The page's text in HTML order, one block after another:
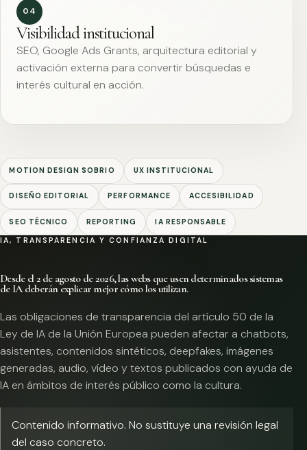
04
Visibilidad institucional
SEO, Google Ads Grants, arquitectura editorial y
activación externa para convertir búsquedas e
interés cultural en acción.
MOTION DESIGN SOBRIO UX INSTITUCIONAL
DISEÑO EDITORIAL PERFORMANCE ACCESIBILIDAD
SEO TÉCNICO REPORTING IA RESPONSABLE
IA, TRANSPARENCIA Y CONFIANZA DIGITAL
Desde el 2 de agosto de 2026, las webs que usen determinados sistemas
de IA deberán explicar mejor cómo los utilizan.
Las obligaciones de transparencia del artículo 50 de la
Ley de IA de la Unión Europea pueden afectar a chatbots,
asistentes, contenidos sintéticos, deepfakes, imágenes
generadas, audio, vídeo y textos publicados con ayuda de
IA en ámbitos de interés público como la cultura.
Contenido informativo. No sustituye una revisión legal
del caso concreto.